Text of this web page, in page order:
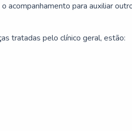
acompanhamento para auxiliar
tratadas pelo clínico geral, estão: